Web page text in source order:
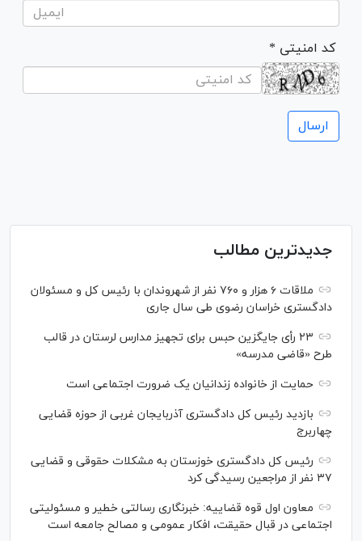
* کد امنیتی
جدیدترین مطالب
ملاقات ۶ هزار و ۷۶۰ نفر از شهروندان با رئیس کل و مسئولان
دادگستری خراسان رضوی طی سال جاری
۲۳ رأی جایگزین حبس برای تجهیز مدارس لرستان در قالب
طرح «قاضی مدرسه»
حمایت از خانواده زندانیان یک ضرورت اجتماعی است
بازدید رئیس کل دادگستری آذربایجان غربی از حوزه قضایی
چهاربرج
رئیس کل دادگستری خوزستان به مشکلات حقوقی و قضایی
۳۷ نفر از مراجعین رسیدگی کرد
معاون اول قوه قضاییه: خبرنگاری رسالتی خطیر و مسئولیتی
اجتماعی در قبال حقیقت، افکار عمومی و مصالح جامعه است